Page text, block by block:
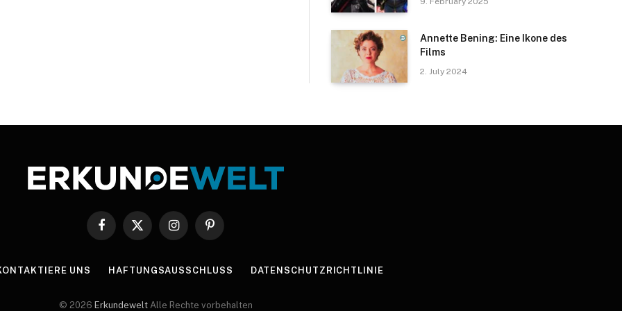
Annette Bening: Eine Ikone des
Films
2. July 2024
Facebook
X
InstagramPinterest
UNS HAFTUNGSAUSSCHLUSS DATENSCHUTZRICHTLINIE
© 2026 Erkundewelt Alle Rechte vorbehalten